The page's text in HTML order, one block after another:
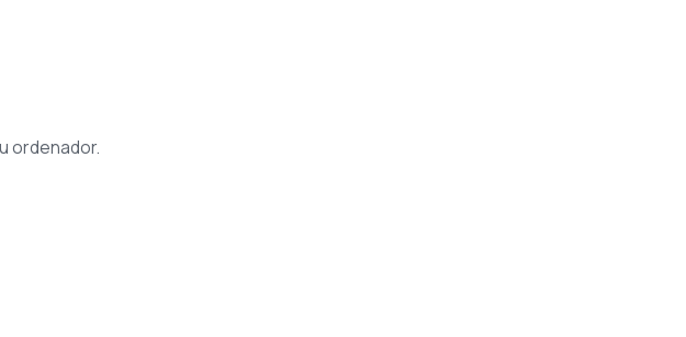
ordenador.